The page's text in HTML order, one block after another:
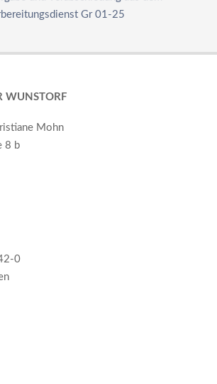
Gr 01-25
WUNSTORF
Mohn
8 b
0